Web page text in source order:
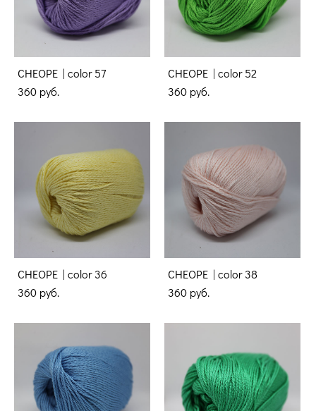
CHEOPE | color 57
360 pуб.
CHEOPE | color 52
360 pуб.
CHEOPE | color 36
360 pуб.
CHEOPE | color 38
360 pуб.